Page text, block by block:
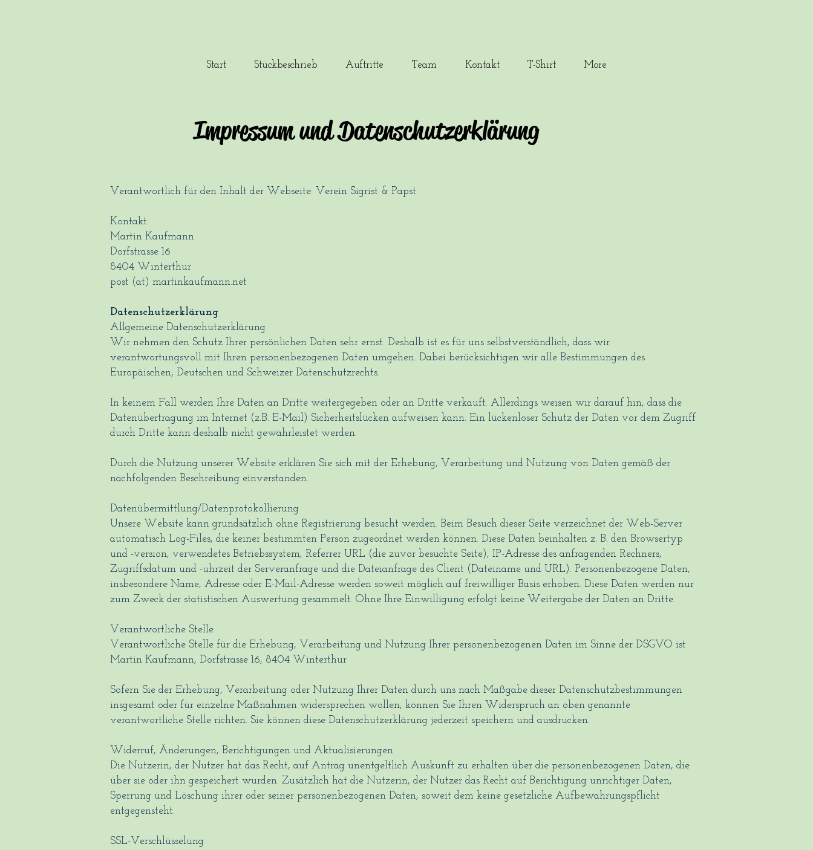
Start Stückbeschrieb Auftritte Team Kontakt T-Shirt More
Impressum und Datenschutzerklärung
Verantwortlich für den Inhalt der Webseite: Verein Sigrist & Papst
Kontakt:
Martin Kaufmann
Dorfstrasse 16
8404 Winterthur
post (at) martinkaufmann.net
Datenschutzerklärung
Allgemeine Datenschutzerklärung
Wir nehmen den Schutz Ihrer persönlichen Daten sehr ernst. Deshalb ist es für uns selbstverständlich, dass wir
verantwortungsvoll mit Ihren personenbezogenen Daten umgehen. Dabei berücksichtigen wir alle Bestimmungen des
Europäischen, Deutschen und Schweizer Datenschutzrechts.
In keinem Fall werden Ihre Daten an Dritte weitergegeben oder an Dritte verkauft. Allerdings weisen wir darauf hin, dass die
Datenübertragung im Internet (z.B. E-Mail) Sicherheitslücken aufweisen kann. Ein lückenloser Schutz der Daten vor dem Zugriff
durch Dritte kann deshalb nicht gewährleistet werden.
Durch die Nutzung unserer Website erklären Sie sich mit der Erhebung, Verarbeitung und Nutzung von Daten gemäß der
nachfolgenden Beschreibung einverstanden.
Datenübermittlung/Datenprotokollierung
Unsere Website kann grundsätzlich ohne Registrierung besucht werden. Beim Besuch dieser Seite verzeichnet der Web-Server
automatisch Log-Files, die keiner bestimmten Person zugeordnet werden können. Diese Daten beinhalten z. B. den Browsertyp
und -version, verwendetes Betriebssystem, Referrer URL (die zuvor besuchte Seite), IP-Adresse des anfragenden Rechners,
Zugriffsdatum und -uhrzeit der Serveranfrage und die Dateianfrage des Client (Dateiname und URL). Personenbezogene Daten,
insbesondere Name, Adresse oder E-Mail-Adresse werden soweit möglich auf freiwilliger Basis erhoben. Diese Daten werden nur
zum Zweck der statistischen Auswertung gesammelt. Ohne Ihre Einwilligung erfolgt keine Weitergabe der Daten an Dritte.
Verantwortliche Stelle
Verantwortliche Stelle für die Erhebung, Verarbeitung und Nutzung Ihrer personenbezogenen Daten im Sinne der DSGVO ist
Martin Kaufmann, Dorfstrasse 16, 8404 Winterthur
Sofern Sie der Erhebung, Verarbeitung oder Nutzung Ihrer Daten durch uns nach Maßgabe dieser Datenschutzbestimmungen
insgesamt oder für einzelne Maßnahmen widersprechen wollen, können Sie Ihren Widerspruch an oben genannte
verantwortliche Stelle richten. Sie können diese Datenschutzerklärung jederzeit speichern und ausdrucken.
Widerruf, Änderungen, Berichtigungen und Aktualisierungen
Die Nutzerin, der Nutzer hat das Recht, auf Antrag unentgeltlich Auskunft zu erhalten über die personenbezogenen Daten, die
über sie oder ihn gespeichert wurden. Zusätzlich hat die Nutzerin, der Nutzer das Recht auf Berichtigung unrichtiger Daten,
Sperrung und Löschung ihrer oder seiner personenbezogenen Daten, soweit dem keine gesetzliche Aufbewahrungspflicht
entgegensteht.
SSL-Verschlüsselung